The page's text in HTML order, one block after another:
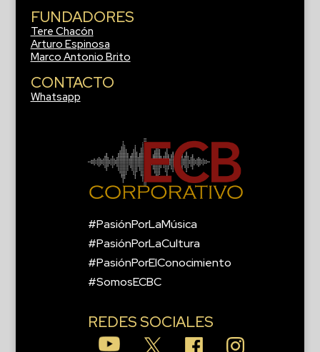
FUNDADORES
Tere Chacón
Arturo Espinosa
Marco Antonio Brito
CONTACTO
Whatsapp
#PasiónPorLaMúsica
#PasiónPorLaCultura
#PasiónPorElConocimiento
#SomosECBC
REDES SOCIALES